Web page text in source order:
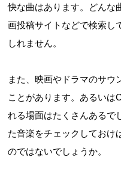
快な曲はあります。どんな
画投稿サイトなどで検索し
しれません。
また、映画やドラマのサウ
ことがあります。あるいは
れる場面はたくさんあるで
た音楽をチェックしておけ
のではないでしょうか。